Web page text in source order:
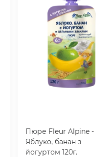
Пюре Fleur Alpine -
Яблуко, банан з
йогуртом 120г.